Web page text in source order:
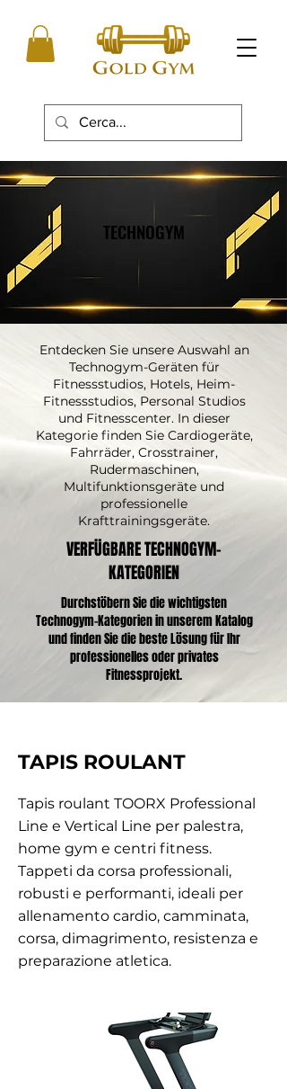
TECHNOGYM
TECHNOGYM
Entdecken Sie unsere Auswahl an
Technogym-Geräten für
Fitnessstudios, Hotels, Heim-
Fitnessstudios, Personal Studios
und Fitnesscenter. In dieser
Kategorie finden Sie Cardiogeräte,
Fahrräder, Crosstrainer,
Rudermaschinen,
Multifunktionsgeräte und
professionelle
Krafttrainingsgeräte.
VERFÜGBARE TECHNOGYM-
KATEGORIEN
Durchstöbern Sie die wichtigsten
Technogym-Kategorien in unserem Katalog
und finden Sie die beste Lösung für Ihr
professionelles oder privates
Fitnessprojekt.
TAPIS ROULANT
Tapis roulant TOORX Professional
Line e Vertical Line per palestra,
home gym e centri fitness.
Tappeti da corsa professionali,
robusti e performanti, ideali per
allenamento cardio, camminata,
corsa, dimagrimento, resistenza e
preparazione atletica.